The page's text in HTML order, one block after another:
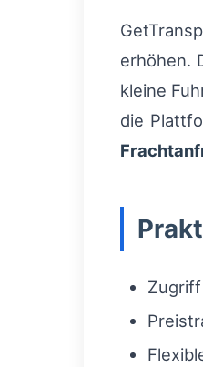
erhöhen.
kleine
die